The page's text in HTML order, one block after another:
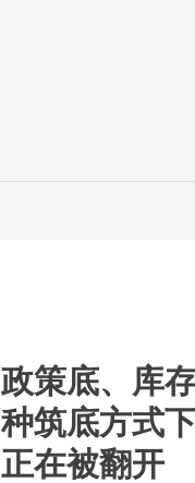
政策底、库
种筑底方式
正在被翻开